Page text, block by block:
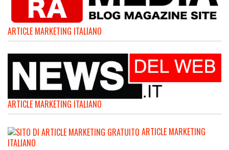
ARTICLE MARKETING ITALIANO
ARTICLE MARKETING ITALIANO
ARTICLE MARKETING
ITALIANO